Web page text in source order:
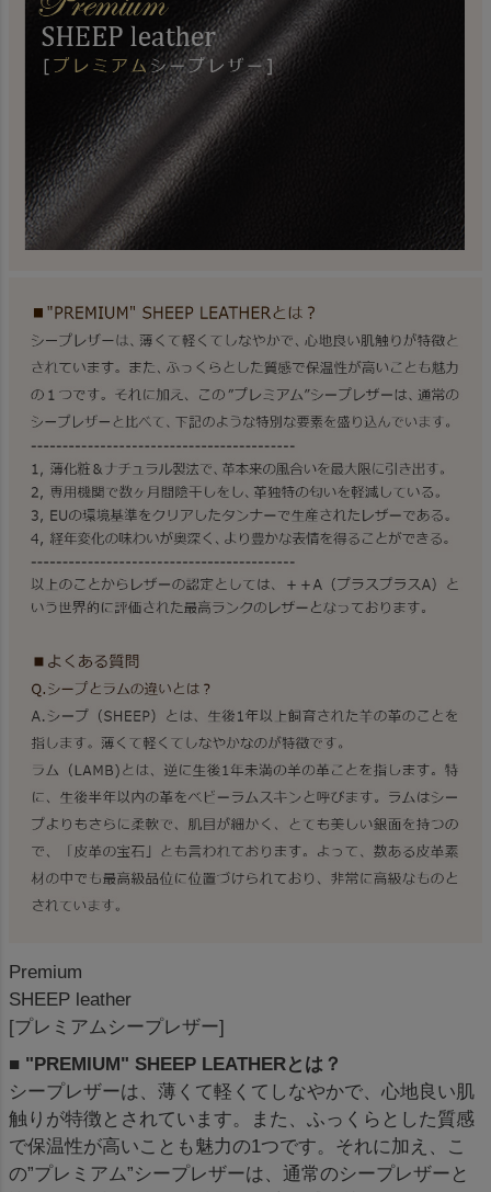
Premium
SHEEP leather
[プレミアムシープレザー]
■ "PREMIUM" SHEEP LEATHERとは？
シープレザーは、薄くて軽くてしなやかで、心地良い肌
触りが特徴とされています。また、ふっくらとした質感
で保温性が高いことも魅力の1つです。それに加え、こ
の”プレミアム”シープレザーは、通常のシープレザーと